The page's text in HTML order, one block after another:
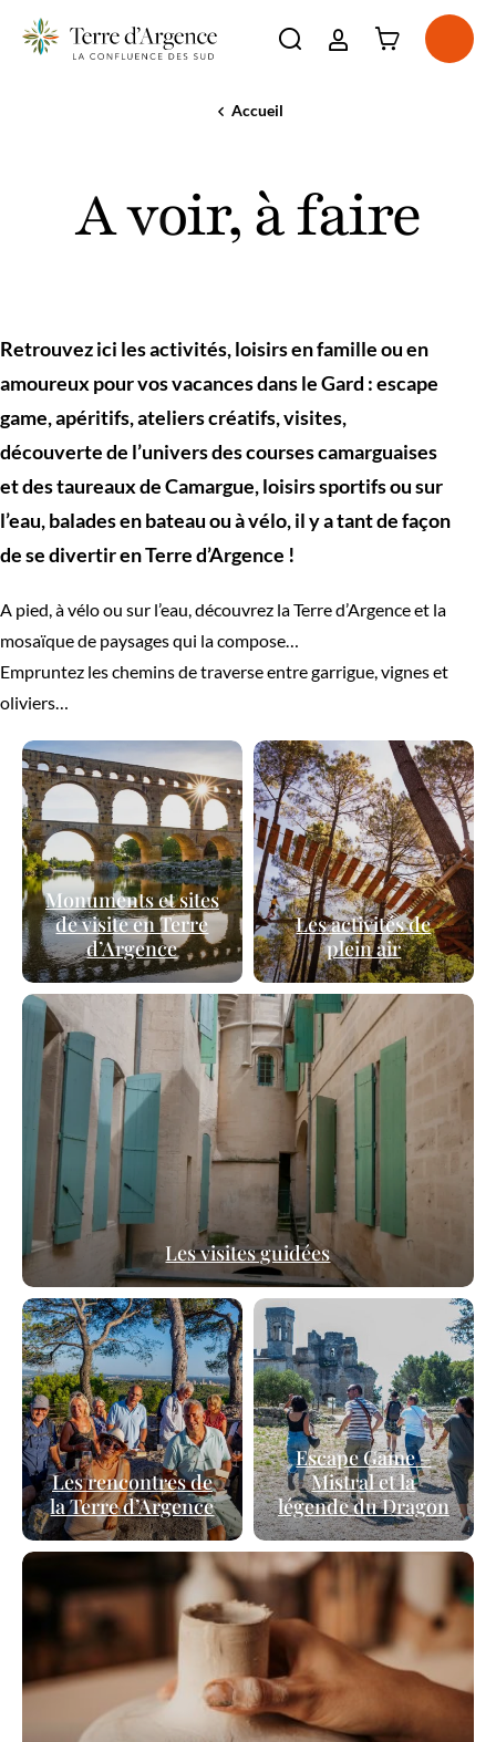
La destination
Voir plus
Séjourner
Agenda
Ouvrir la barre de
Connexion à
Accueil
A
faire
A voir, à faire
Retrouvez ici les activités, loisirs en famille ou en
amoureux pour vos vacances dans le Gard : escape
game, apéritifs, ateliers créatifs, visites,
découverte de l’univers des courses camarguaises
et des taureaux de Camargue, loisirs sportifs ou sur
l’eau, balades en bateau ou à vélo, il y a tant de façon
de se divertir en Terre d’Argence !
A pied, à vélo ou sur l’eau, découvrez la Terre d’Argence et la
mosaïque de paysages qui la compose…
Empruntez les chemins de traverse entre garrigue, vignes et
oliviers…
Monuments et sites
de visite en Terre
d’Argence
Les activités de
plein air
Les visites guidées
Les rencontres de
la Terre d’Argence
Escape Game –
Mistral et la
légende du Dragon